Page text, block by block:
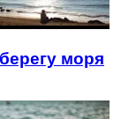
моря